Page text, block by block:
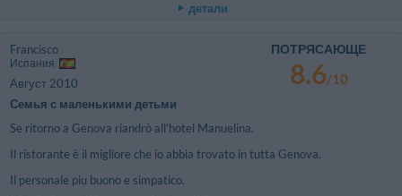
детали
Francisco
Испания
Август 2010
Семья с маленькими детьми
ПОТРЯСАЮЩЕ
8.6/10
Se ritorno a Genova riandrò all'hotel Manuelina.
Il ristorante è il migliore che io abbia trovato in tutta Genova.
Il personale piu buono e simpatico.